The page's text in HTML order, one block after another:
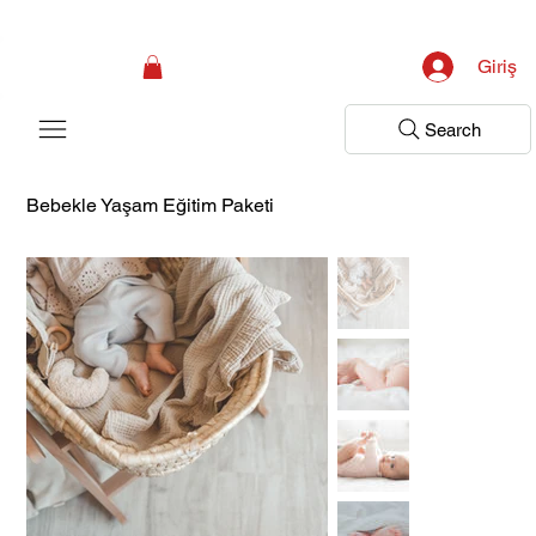
Giriş
Search
Bebekle Yaşam Eğitim Paketi